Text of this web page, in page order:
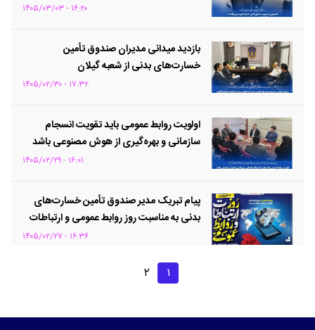
۱۶:۲۰ - ۱۴۰۵/۰۳/۰۳
بازدید میدانی مدیران صندوق تأمین
خسارت‌های بدنی از شعبه گیلان
۱۷:۳۲ - ۱۴۰۵/۰۲/۳۰
اولویت روابط عمومی باید تقویت انسجام
سازمانی و بهره‌گیری از هوش مصنوعی باشد
۱۶:۰۱ - ۱۴۰۵/۰۲/۲۹
پیام تبریک مدیر صندوق تأمین خسارت‌های
بدنی به مناسبت روز روابط عمومی و ارتباطات
۱۶:۳۶ - ۱۴۰۵/۰۲/۲۷
۱ ۲